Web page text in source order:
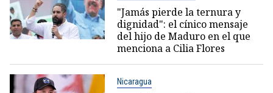
"Jamás pierde la ternura y
dignidad": el cínico mensaje
del hijo de Maduro en el que
menciona a Cilia Flores
Nicaragua